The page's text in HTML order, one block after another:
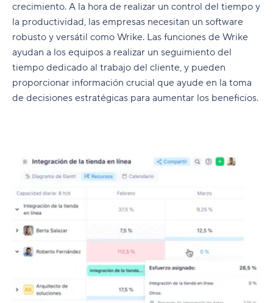
crecimiento. A la hora de realizar un control del tiempo y
la productividad, las empresas necesitan un software
robusto y versátil como Wrike. Las funciones de Wrike
ayudan a los equipos a realizar un seguimiento del
tiempo dedicado al trabajo del cliente, y pueden
proporcionar información crucial que ayude en la toma
de decisiones estratégicas para aumentar los beneficios.